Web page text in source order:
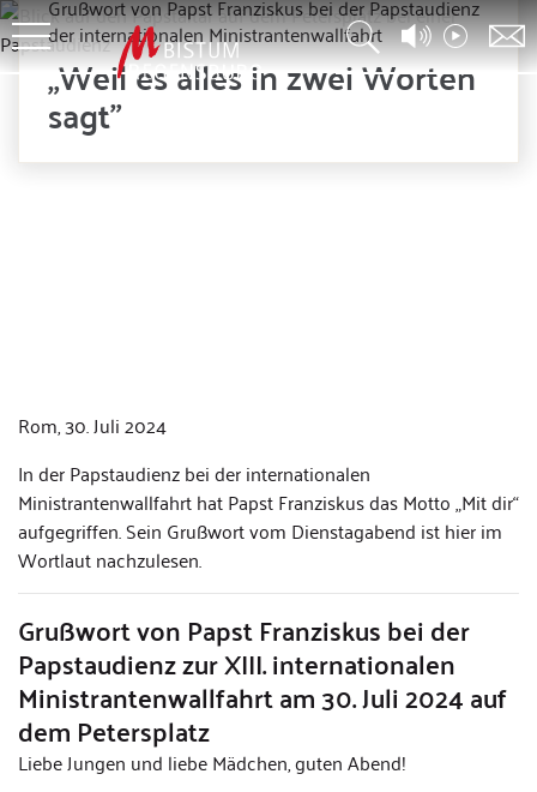
Grußwort von Papst Franziskus bei der Papstaudienz
der internationalen Ministrantenwallfahrt
„Weil es alles in zwei Worten
sagt"
Rom, 30. Juli 2024
In der Papstaudienz bei der internationalen
Ministrantenwallfahrt hat Papst Franziskus das Motto „Mit dir“
aufgegriffen. Sein Grußwort vom Dienstagabend ist hier im
Wortlaut nachzulesen.
Grußwort von Papst Franziskus bei der
Papstaudienz zur XIII. internationalen
Ministrantenwallfahrt am 30. Juli 2024 auf
dem Petersplatz
Liebe Jungen und liebe Mädchen, guten Abend!